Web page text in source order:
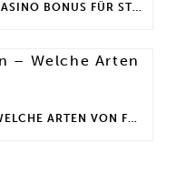
DEFI INVESTIEREN | INTERNET CASINO BONUS FÜR STAMMKUNDEN
REICH DURCH INVESTIEREN – WELCHE ARTEN VON FONDS GIBT ES?